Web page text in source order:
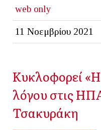
web only
11 Νοεμβρίου 2021
Κυκλοφορεί
λόγου στις
Τσακυράκη